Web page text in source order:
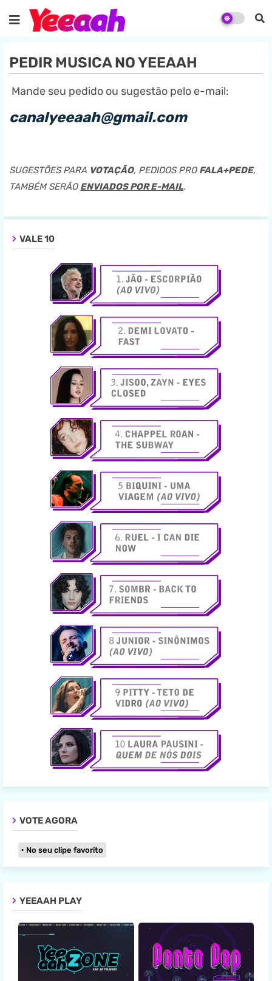
PEDIR MUSICA NO YEEAAH
Mande seu pedido ou sugestão pelo e-mail:
canalyeeaah@gmail.com
SUGESTÕES PARA VOTAÇÃO, PEDIDOS PRO FALA+PEDE,
TAMBÉM SERÃO ENVIADOS POR E-MAIL.
VALE 10
VOTE AGORA
No seu clipe favorito
YEEAAH PLAY